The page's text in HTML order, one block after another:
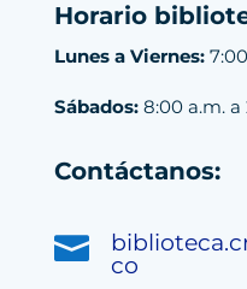
Horario
Lunes a Viernes:7:00
Sábados:8:00 a.m. a
Contáctanos:

co